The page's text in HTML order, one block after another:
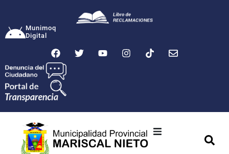
Munimoq
Digital